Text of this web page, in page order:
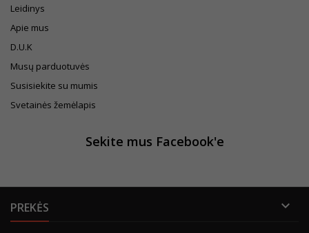
Leidinys
Apie mus
D.U.K
Musų parduotuvės
Susisiekite su mumis
Svetainės žemėlapis
Sekite mus Facebook'e
PREKĖS 